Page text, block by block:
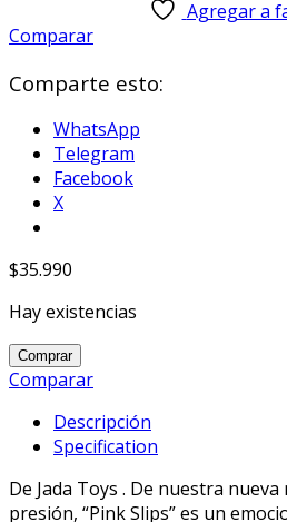
Agregar a
Comparar
Comparte esto:
WhatsApp
Telegram
Facebook
X
$35.990
Hay existencias
Pink
Slips
1:24
Classic
Series
Comprar
Comparar
Descripción
Specification
De Jada Toys . De nuestra
presión, “Pink Slips” es un